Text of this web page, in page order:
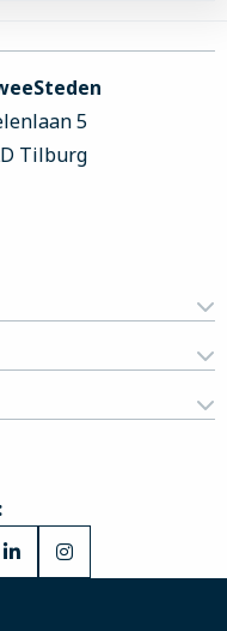
5
Tilburg
Ga
Ga